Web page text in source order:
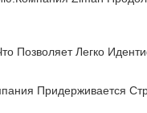
Легко
Придерживается